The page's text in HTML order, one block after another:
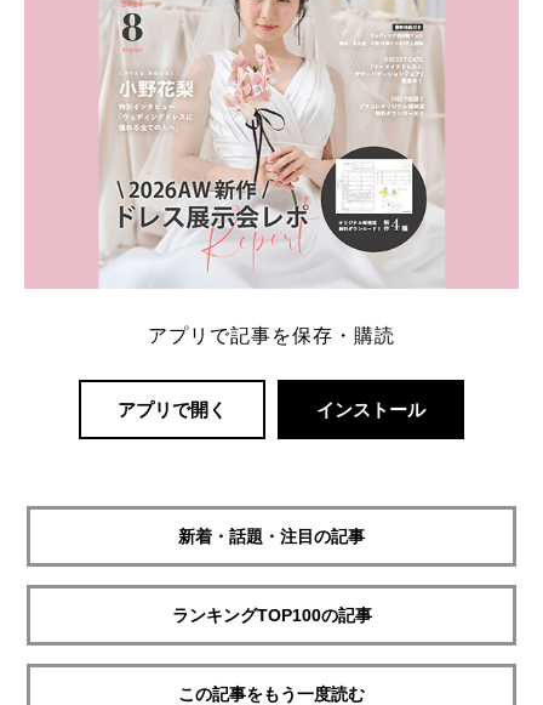
アプリで記事を保存・購読
アプリで開く インストール
新着・話題・注目の記事
ランキングTOP100の記事
この記事をもう一度読む